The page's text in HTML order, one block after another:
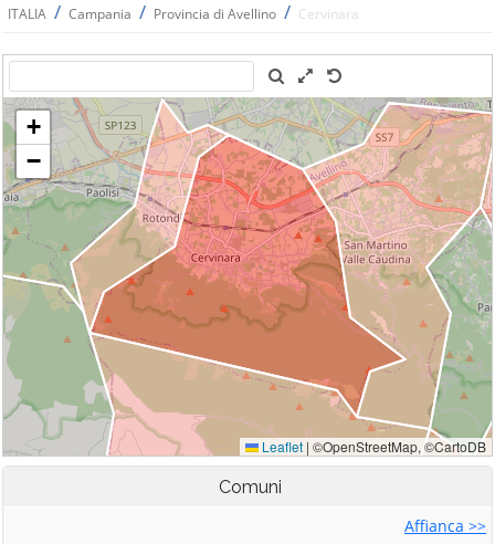
ITALIA / Campania / Provincia di Avellino / Cervinara
Comuni
Affianca >>